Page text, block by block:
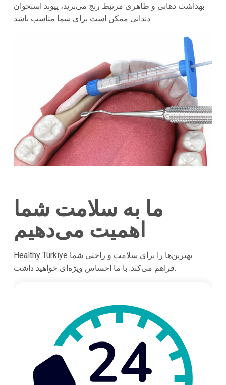
بهداشت دهانی و ظاهری مرتبط رنج می‌برید، پیوند استخوان
دندانی ممکن است برای شما مناسب باشد.
ما به سلامت شما
اهمیت می‌دهیم
Healthy Türkiye بهترین‌ها را برای سلامت و راحتی شما
فراهم می‌کند. با ما احساس ویژه‌ای خواهید داشت.